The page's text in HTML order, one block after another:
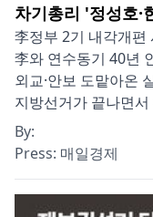
차기총리 '정성호·
李정부 2기 내각개편
李와 연수동기 40년
외교·안보 도맡아온
지방선거가 끝나면
By:
Press: 매일경제